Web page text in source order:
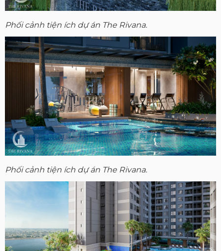
Phối cảnh tiện ích dự án The Rivana.
Phối cảnh tiện ích dự án The Rivana.